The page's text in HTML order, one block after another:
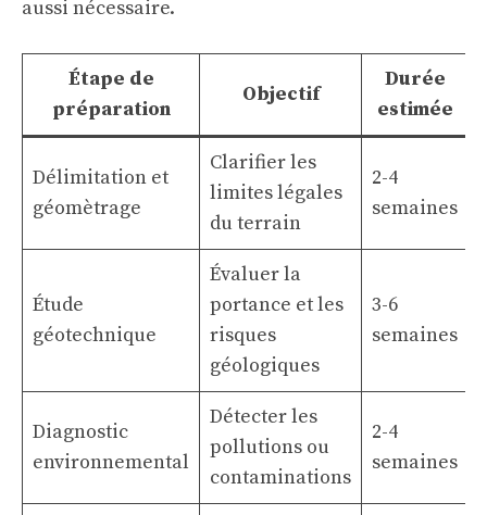
aussi nécessaire.
Étape de
préparation
Objectif
Durée
estimée
Délimitation et
géomètrage
Clarifier les
limites légales
du terrain
2-4
semaines
Étude
géotechnique
Évaluer la
portance et les
risques
géologiques
3-6
semaines
Diagnostic
environnemental
Détecter les
pollutions ou
contaminations
2-4
semaines